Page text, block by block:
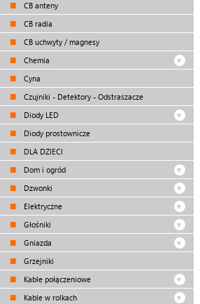
CB anteny
CB radia
CB uchwyty / magnesy
Chemia
Cyna
Czujniki - Detektory - Odstraszacze
Diody LED
Diody prostownicze
DLA DZIECI
Dom i ogród
Dzwonki
Elektryczne
Głośniki
Gniazda
Grzejniki
Kable połączeniowe
Kable w rolkach